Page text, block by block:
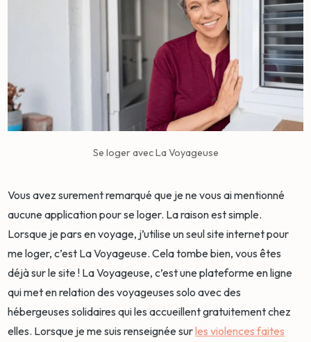
Se loger avec La Voyageuse
Vous avez surement remarqué que je ne vous ai mentionné
aucune application pour se loger. La raison est simple.
Lorsque je pars en voyage, j’utilise un seul site internet pour
me loger, c’est La Voyageuse. Cela tombe bien, vous êtes
déjà sur le site ! La Voyageuse, c’est une plateforme en ligne
qui met en relation des voyageuses solo avec des
hébergeuses solidaires qui les accueillent gratuitement chez
elles. Lorsque je me suis renseignée surles violences faites